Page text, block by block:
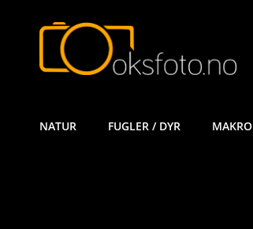
NATUR FUGLER / DYR MAKRO